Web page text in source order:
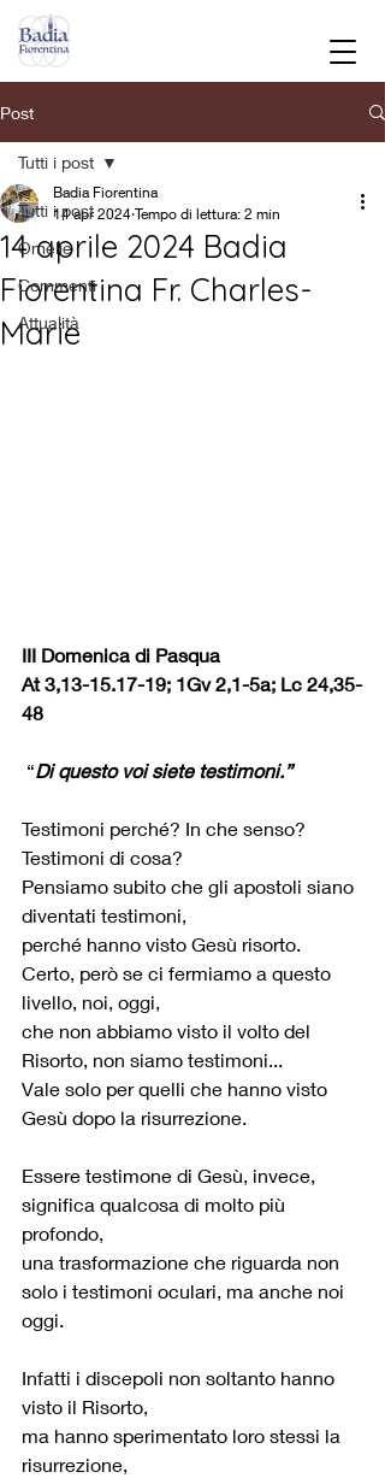
Post
Tutti i post
Omelie
Commenti
Attualità
Tutti i post
14 aprile 2024 Badia
Fiorentina Fr. Charles-
Marie
Badia Fiorentina
14 apr 2024 Tempo di lettura: 2 min
III Domenica di Pasqua
At 3,13-15.17-19; 1Gv 2,1-5a; Lc 24,35-
48
“Di questo voi siete testimoni.”
Testimoni perché? In che senso?
Testimoni di cosa?
Pensiamo subito che gli apostoli siano
diventati testimoni,
perché hanno visto Gesù risorto.
Certo, però se ci fermiamo a questo
livello, noi, oggi,
che non abbiamo visto il volto del
Risorto, non siamo testimoni...
Vale solo per quelli che hanno visto
Gesù dopo la risurrezione.
Essere testimone di Gesù, invece,
significa qualcosa di molto più
profondo,
una trasformazione che riguarda non
solo i testimoni oculari, ma anche noi
oggi.
Infatti i discepoli non soltanto hanno
visto il Risorto,
ma hanno sperimentato loro stessi la
risurrezione,